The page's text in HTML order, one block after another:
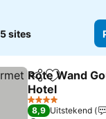
5 sites
Delen
Rote Wand
Hotel
4 Sterren
8,9 Uitstekend